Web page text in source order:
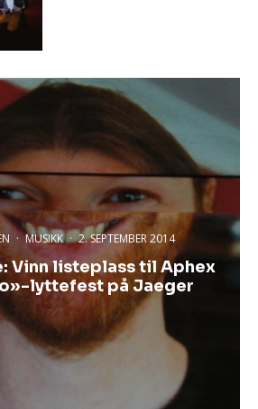
· MUSIKK · 2. SEPTEMBER 2014
Vinn listeplass til Aphex
lyttefest på Jaeger